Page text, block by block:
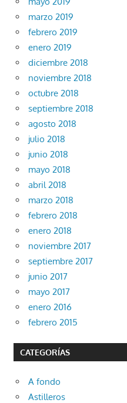
marzo 2019
febrero 2019
enero 2019
diciembre 2018
noviembre 2018
octubre 2018
septiembre 2018
agosto 2018
julio 2018
junio 2018
mayo 2018
abril 2018
marzo 2018
febrero 2018
enero 2018
noviembre 2017
septiembre 2017
junio 2017
mayo 2017
enero 2016
febrero 2015
CATEGORÍAS
A fondo
Astilleros